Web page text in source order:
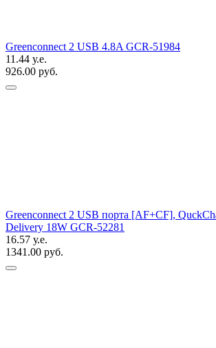
Greenconnect 2 USB 4.8A GCR-51984
11.44 у.е.
926.00 руб.
Greenconnect 2 USB порта [AF+CF],
Delivery 18W GCR-52281
16.57 у.е.
1341.00 руб.